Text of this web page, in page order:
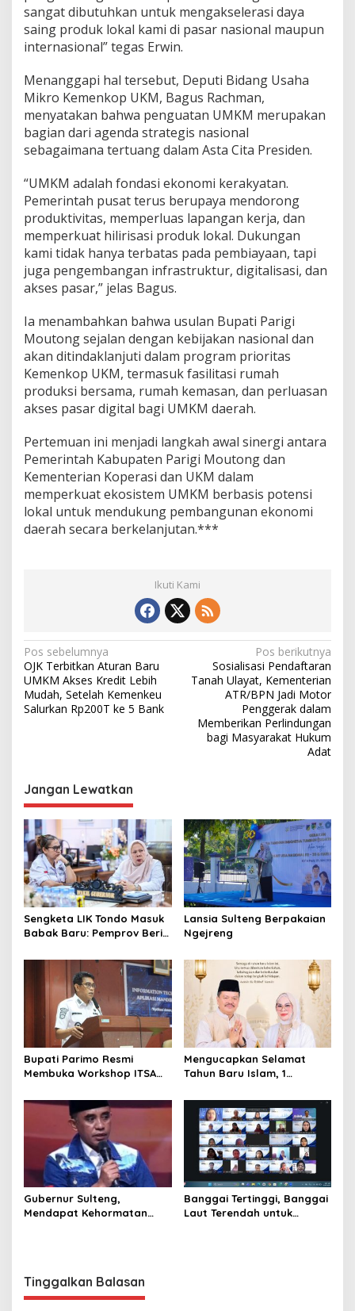
sangat dibutuhkan untuk mengakselerasi daya
saing produk lokal kami di pasar nasional maupun
internasional” tegas Erwin.
Menanggapi hal tersebut, Deputi Bidang Usaha
Mikro Kemenkop UKM, Bagus Rachman,
menyatakan bahwa penguatan UMKM merupakan
bagian dari agenda strategis nasional
sebagaimana tertuang dalam Asta Cita Presiden.
“UMKM adalah fondasi ekonomi kerakyatan.
Pemerintah pusat terus berupaya mendorong
produktivitas, memperluas lapangan kerja, dan
memperkuat hilirisasi produk lokal. Dukungan
kami tidak hanya terbatas pada pembiayaan, tapi
juga pengembangan infrastruktur, digitalisasi, dan
akses pasar,” jelas Bagus.
Ia menambahkan bahwa usulan Bupati Parigi
Moutong sejalan dengan kebijakan nasional dan
akan ditindaklanjuti dalam program prioritas
Kemenkop UKM, termasuk fasilitasi rumah
produksi bersama, rumah kemasan, dan perluasan
akses pasar digital bagi UMKM daerah.
Pertemuan ini menjadi langkah awal sinergi antara
Pemerintah Kabupaten Parigi Moutong dan
Kementerian Koperasi dan UKM dalam
memperkuat ekosistem UMKM berbasis potensi
lokal untuk mendukung pembangunan ekonomi
daerah secara berkelanjutan.***
Ikuti Kami
N
a
v
s
i
p
o
s
Pos sebelumnya
OJK Terbitkan Aturan Baru
UMKM Akses Kredit Lebih
Mudah, Setelah Kemenkeu
Salurkan Rp200T ke 5 Bank
Pos berikutnya
Sosialisasi Pendaftaran
Tanah Ulayat, Kementerian
ATR/BPN Jadi Motor
Penggerak dalam
Memberikan Perlindungan
bagi Masyarakat Hukum
Adat
Jangan Lewatkan
Sengketa LIK Tondo Masuk
Babak Baru: Pemprov Beri
Mediasi dengan Warga
Lansia Sulteng Berpakaian
Ngejreng
Bupati Parimo Resmi
Membuka Workshop ITSA
Pemda 2026
Mengucapkan Selamat
Tahun Baru Islam, 1
Gubernur Sulteng,
Mendapat Kehormatan
Banggai Tertinggi, Banggai
Laut Terendah untuk
Tinggalkan Balasan